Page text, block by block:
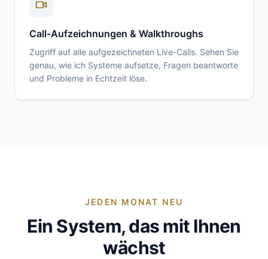
Call-Aufzeichnungen & Walkthroughs
Zugriff auf alle aufgezeichneten Live-Calls. Sehen Sie
genau, wie ich Systeme aufsetze, Fragen beantworte
und Probleme in Echtzeit löse.
JEDEN MONAT NEU
Ein System, das mit Ihnen
wächst